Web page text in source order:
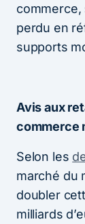
commerce,
perdu en
supports
Avis aux
commerce
Selon les
marché du
doubler
milliards